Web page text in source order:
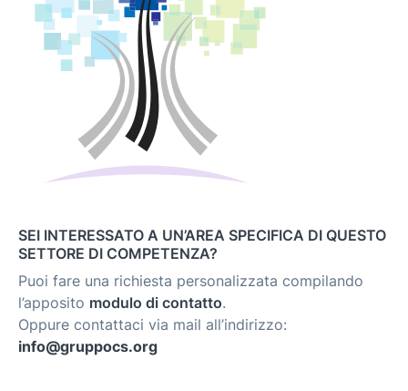
SEI INTERESSATO A UN’AREA SPECIFICA DI QUESTO
SETTORE DI COMPETENZA?
Puoi fare una richiesta personalizzata compilando
l’apposito modulo di contatto.
Oppure contattaci via mail all’indirizzo:
info@gruppocs.org